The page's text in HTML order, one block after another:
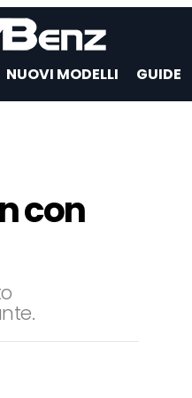
NUOVI MODELLI GUIDE
con